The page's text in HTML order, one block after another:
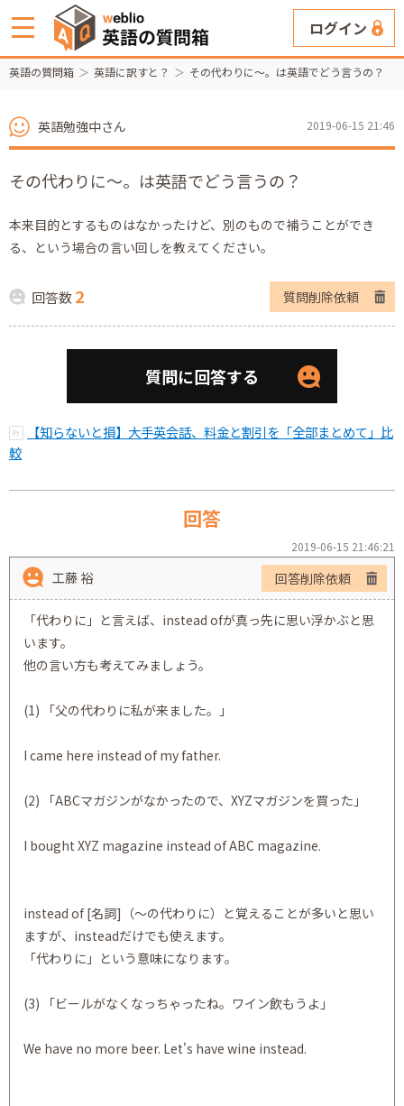
ログイン
英語の質問箱 英語に訳すと？ その代わりに～。は英語でどう言うの？
英語勉強中さん 2019-06-15 21:46
その代わりに～。は英語でどう言うの？
本来目的とするものはなかったけど、別のもので補うことができ
る、という場合の言い回しを教えてください。
回答数2 質問削除依頼
質問に回答する
【知らないと損】大手英会話、料金と割引を「全部まとめて」比
較
回答
2019-06-15 21:46:21
工藤 裕 回答削除依頼
「代わりに」と言えば、instead ofが真っ先に思い浮かぶと思
います。
他の言い方も考えてみましょう。
(1) 「父の代わりに私が来ました。」
I came here instead of my father.
(2) 「ABCマガジンがなかったので、XYZマガジンを買った」
I bought XYZ magazine instead of ABC magazine.
instead of [名詞]（～の代わりに）と覚えることが多いと思い
ますが、insteadだけでも使えます。
「代わりに」という意味になります。
(3) 「ビールがなくなっちゃったね。ワイン飲もうよ」
We have no more beer. Let's have wine instead.